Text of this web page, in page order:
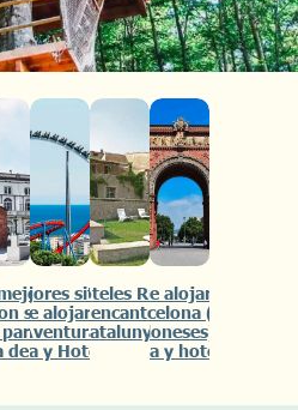
spa en
una
de relax
Mejores sitios
alojarse en
Aventura ¡con
y Hoteles!
10 Hoteles Rurales
con encanto en
Catalunya
Donde alojarse en
Barcelona (por
barceloneses) ¡Con
Mapa y hoteles!